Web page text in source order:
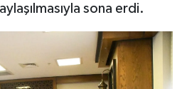
sona erdi.